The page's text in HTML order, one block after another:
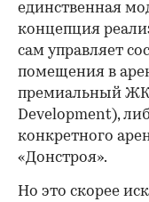
единственная
концепция
сам управляет
помещения в
премиальный ЖК
Development),
конкретного
«Донстроя».
Но это скорее